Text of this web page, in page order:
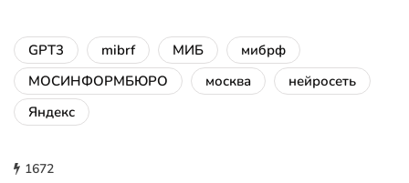
GPT3 mibrf МИБ
мибрф
МОСИНФОРМБЮРО
москва
нейросеть
Яндекс
1672